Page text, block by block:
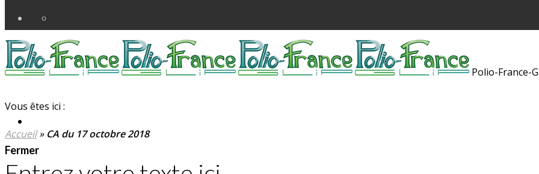
Polio-France-
Vous êtes ici :
Accueil» CA du 17 octobre 2018
Fermer